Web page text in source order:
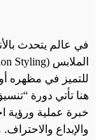
في عالم يتحدث
للتميز في مظهره
هنا تأتي دورة
خبرة عملية ورؤية
والإبداع